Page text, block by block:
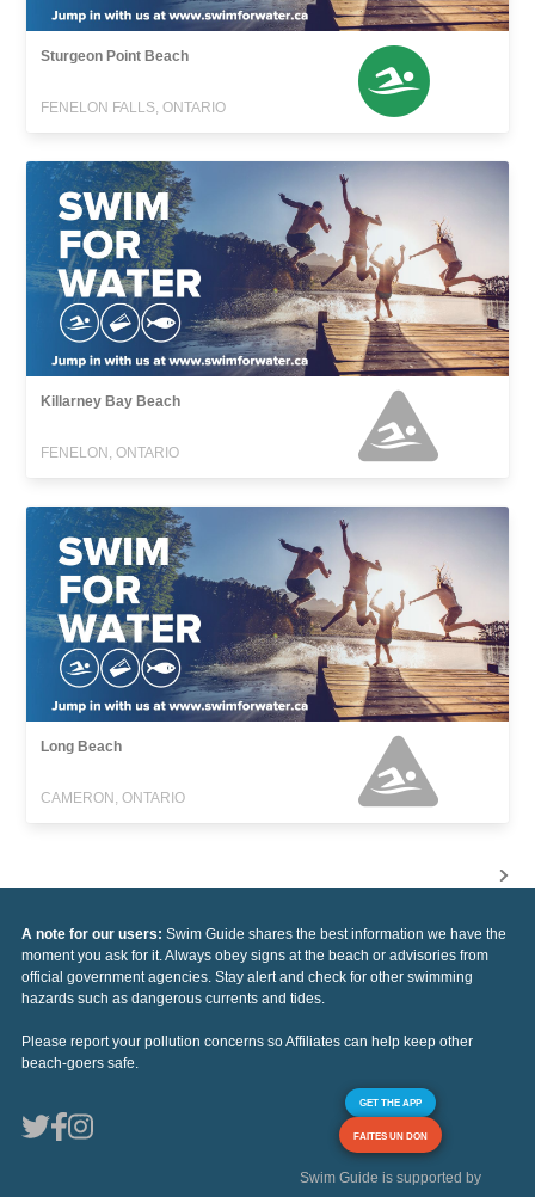
Sturgeon Point Beach
FENELON FALLS, ONTARIO
Killarney Bay Beach
FENELON, ONTARIO
Long Beach
CAMERON, ONTARIO
A note for our users: Swim Guide shares the best information we have the
moment you ask for it. Always obey signs at the beach or advisories from
official government agencies. Stay alert and check for other swimming
hazards such as dangerous currents and tides.
Please report your pollution concerns so Affiliates can help keep other
beach-goers safe.
GET THE APP
FAITES UN DON
Swim Guide is supported by